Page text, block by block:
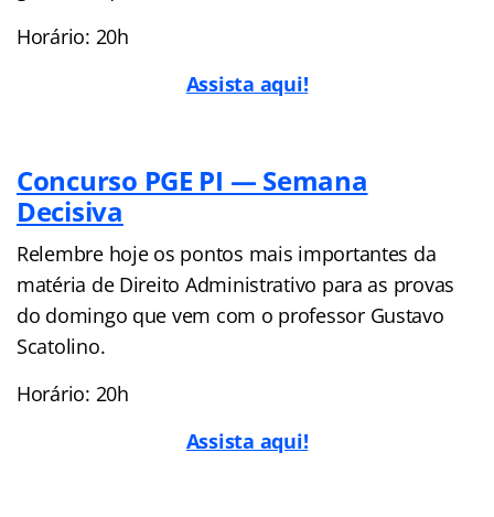
Horário: 20h
Assista aqui!
Concurso PGE PI — Semana
Decisiva
Relembre hoje os pontos mais importantes da
matéria de Direito Administrativo para as provas
do domingo que vem com o professor Gustavo
Scatolino.
Horário: 20h
Assista aqui!